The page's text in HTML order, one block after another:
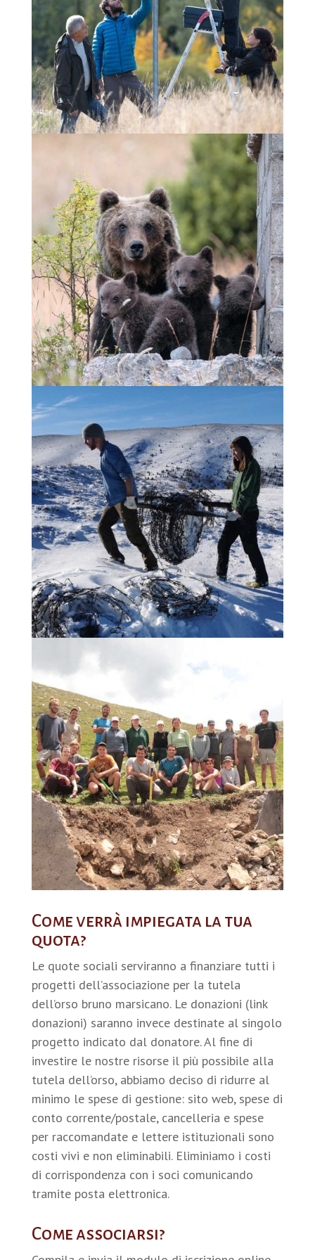
Come verrà impiegata la tua
quota?
Le quote sociali serviranno a finanziare tutti i
progetti dell’associazione per la tutela
dell’orso bruno marsicano. Le donazioni (link
donazioni) saranno invece destinate al singolo
progetto indicato dal donatore. Al fine di
investire le nostre risorse il più possibile alla
tutela dell’orso, abbiamo deciso di ridurre al
minimo le spese di gestione: sito web, spese di
conto corrente/postale, cancelleria e spese
per raccomandate e lettere istituzionali sono
costi vivi e non eliminabili. Eliminiamo i costi
di corrispondenza con i soci comunicando
tramite posta elettronica.
Come associarsi?